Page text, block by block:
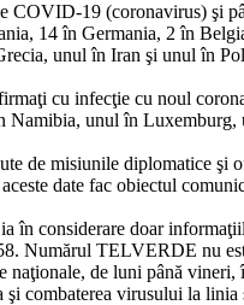
COVID-19 (coronavirus) şi
14 în Germania, 2 în
unul în Iran şi unul în
cu infecţie cu noul
Namibia, unul în
de misiunile diplomatice şi
date fac obiectul
în considerare doar
Numărul TELVERDE nu
naţionale, de luni până
şi combaterea virusului la